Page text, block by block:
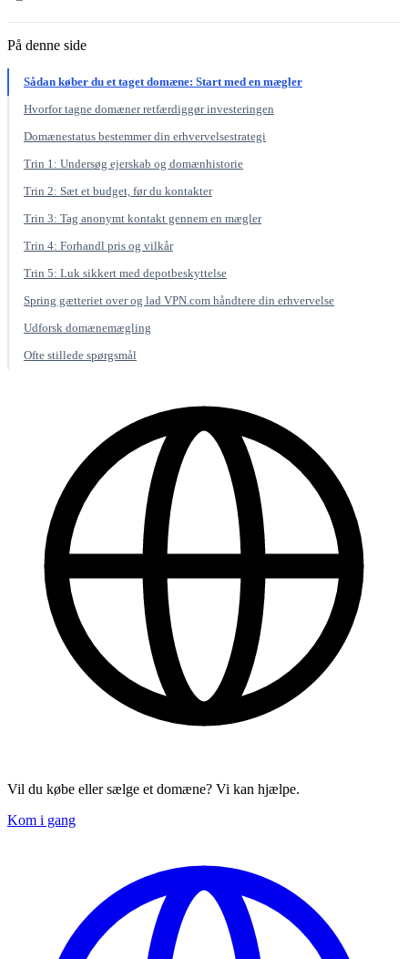
På denne side
Sådan køber du et taget domæne: Start med en mægler
Hvorfor tagne domæner retfærdiggør investeringen
Domænestatus bestemmer din erhvervelsestrategi
Trin 1: Undersøg ejerskab og domænhistorie
Trin 2: Sæt et budget, før du kontakter
Trin 3: Tag anonymt kontakt gennem en mægler
Trin 4: Forhandl pris og vilkår
Trin 5: Luk sikkert med depotbeskyttelse
Spring gætteriet over og lad VPN.com håndtere din erhvervelse
Udforsk domænemægling
Ofte stillede spørgsmål
Vil du købe eller sælge et domæne? Vi kan hjælpe.
Kom i gang